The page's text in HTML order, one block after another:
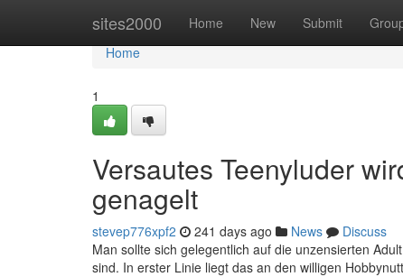
sites2000 Home New Submit
Home
Home
1
Versautes Teenyluder
genagelt
stevep776xpf2 241 days ago News
Discuss
Man sollte sich gelegentlich auf die unzensierten
sind. In erster Linie liegt das an den willigen